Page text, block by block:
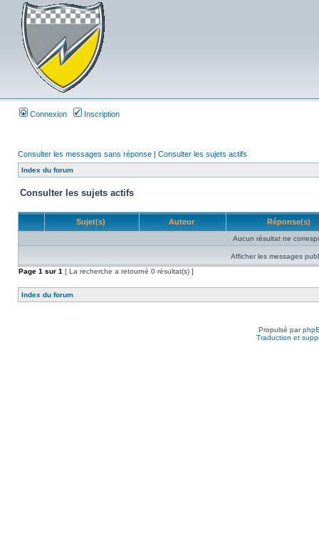
Connexion Inscription
Consulter les messages sans réponse | Consulter les sujets actifs
Index du forum
Consulter les sujets actifs
Sujet(s) Auteur Réponse(s)
Aucun résultat ne
Afficher les messages
Page 1 sur 1 [ La recherche a retourné 0 résultat(s) ]
Index du forum
Propulsé par
Traduction et